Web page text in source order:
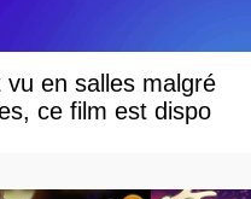
en salles malgré
ce film est dispo